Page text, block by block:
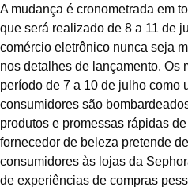
A mudança é cronometrada em
que será realizado de 8 a 11 de
comércio eletrônico nunca seja
nos detalhes de lançamento. Os
período de 7 a 10 de julho como
consumidores são
produtos e promessas rápidas
fornecedor de beleza pretende
consumidores às lojas da
de experiências de compras